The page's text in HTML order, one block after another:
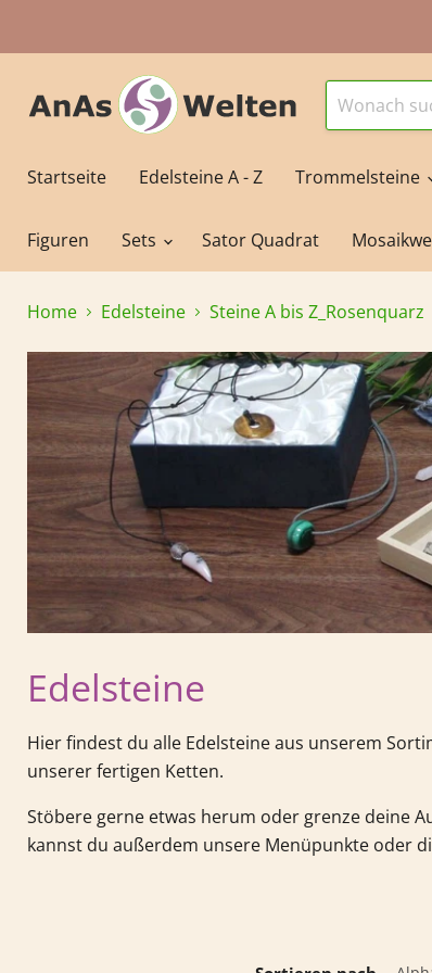
Startseite
Edelsteine A - Z Trommelsteine
Figuren Sets Sator Quadrat
Home Edelsteine Steine A bis Z_Rosenquarz
Edelsteine
Hier findest du alle Edelsteine aus unserem
unserer fertigen Ketten.
Stöbere gerne etwas herum oder grenze deine
kannst du außerdem unsere Menüpunkte oder